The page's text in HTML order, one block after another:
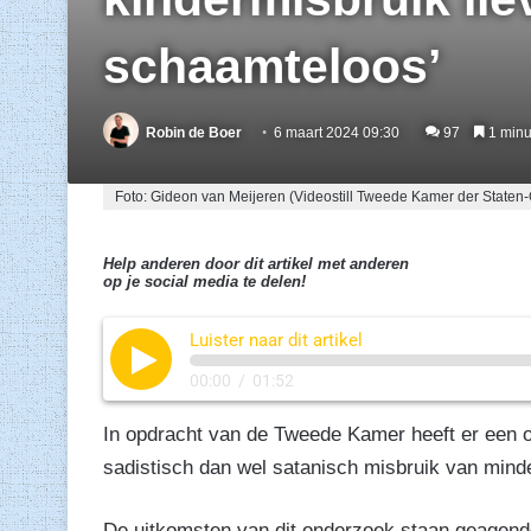
schaamteloos’
Robin de Boer 6 maart 2024 09:30 97 1
Foto: Gideon van Meijeren (Videostill Tweede Kamer der Staten-
Help anderen door dit artikel met anderen
op je social media te delen!
Luister naar dit artikel
00:00 / 01:52
In opdracht van de Tweede Kamer heeft er
sadistisch dan wel satanisch misbruik van